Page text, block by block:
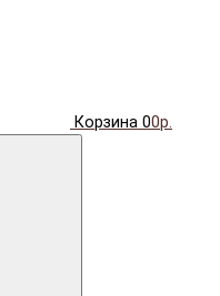
Корзина 00р.